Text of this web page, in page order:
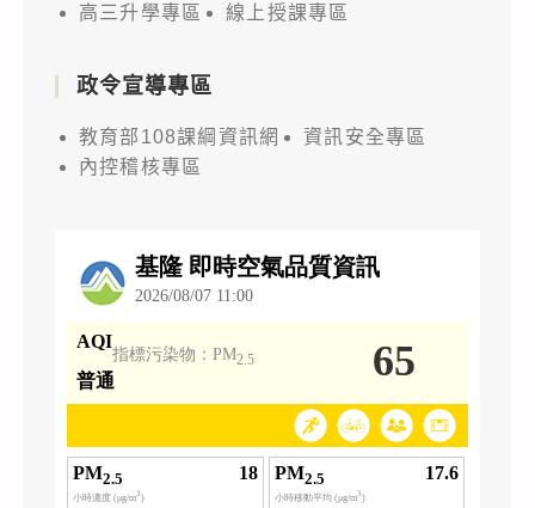
高三升學專區
線上授課專區
政令宣導專區
教育部108課綱資訊網
資訊安全專區
內控稽核專區